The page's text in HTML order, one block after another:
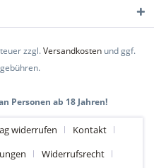
zzgl.Versandkosten und ggf.
Personen ab 18 Jahren!
widerrufen
Kontakt
Widerrufsrecht